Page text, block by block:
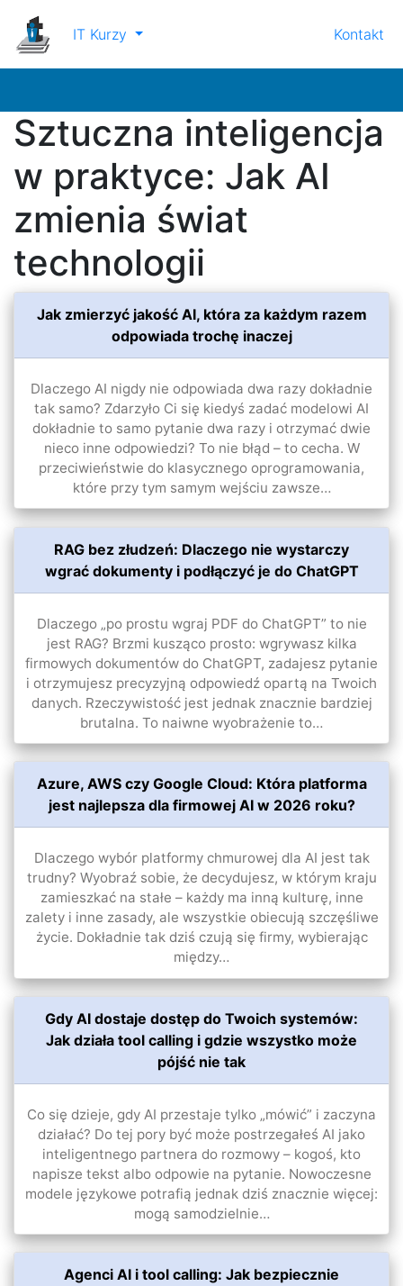
IT Kurzy Kontakt
Sztuczna inteligencja
w praktyce: Jak AI
zmienia świat
technologii
Jak zmierzyć jakość AI, która za każdym razem
odpowiada trochę inaczej
Dlaczego AI nigdy nie odpowiada dwa razy dokładnie
tak samo? Zdarzyło Ci się kiedyś zadać modelowi AI
dokładnie to samo pytanie dwa razy i otrzymać dwie
nieco inne odpowiedzi? To nie błąd – to cecha. W
przeciwieństwie do klasycznego oprogramowania,
które przy tym samym wejściu zawsze…
RAG bez złudzeń: Dlaczego nie wystarczy
wgrać dokumenty i podłączyć je do ChatGPT
Dlaczego „po prostu wgraj PDF do ChatGPT” to nie
jest RAG? Brzmi kusząco prosto: wgrywasz kilka
firmowych dokumentów do ChatGPT, zadajesz pytanie
i otrzymujesz precyzyjną odpowiedź opartą na Twoich
danych. Rzeczywistość jest jednak znacznie bardziej
brutalna. To naiwne wyobrażenie to…
Azure, AWS czy Google Cloud: Która platforma
jest najlepsza dla firmowej AI w 2026 roku?
Dlaczego wybór platformy chmurowej dla AI jest tak
trudny? Wyobraź sobie, że decydujesz, w którym kraju
zamieszkać na stałe – każdy ma inną kulturę, inne
zalety i inne zasady, ale wszystkie obiecują szczęśliwe
życie. Dokładnie tak dziś czują się firmy, wybierając
między…
Gdy AI dostaje dostęp do Twoich systemów:
Jak działa tool calling i gdzie wszystko może
pójść nie tak
Co się dzieje, gdy AI przestaje tylko „mówić” i zaczyna
działać? Do tej pory być może postrzegałeś AI jako
inteligentnego partnera do rozmowy – kogoś, kto
napisze tekst albo odpowie na pytanie. Nowoczesne
modele językowe potrafią jednak dziś znacznie więcej:
mogą samodzielnie…
Agenci AI i tool calling: Jak bezpiecznie